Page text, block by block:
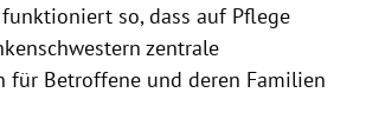
so, dass auf Pflege
zentrale
für Betroffene und deren Familien